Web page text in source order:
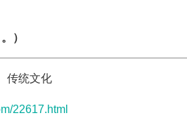
）
传统文化
22617.html